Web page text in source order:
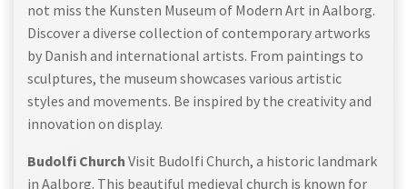
not miss the Kunsten Museum of Modern Art in Aalborg.
Discover a diverse collection of contemporary artworks
by Danish and international artists. From paintings to
sculptures, the museum showcases various artistic
styles and movements. Be inspired by the creativity and
innovation on display.
Budolfi Church Visit Budolfi Church, a historic landmark
in Aalborg. This beautiful medieval church is known for